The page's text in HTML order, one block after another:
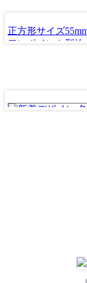
正方形サイズ
ワンポイント型抜